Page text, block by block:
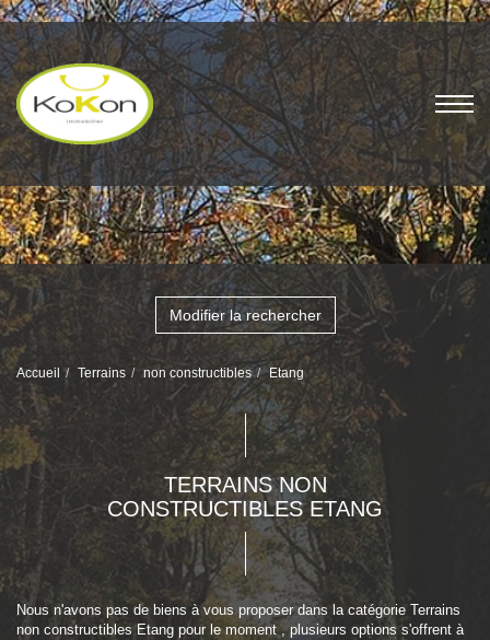
Modifier la rechercher
Accueil Terrains non constructibles Etang
TERRAINS NON
CONSTRUCTIBLES ETANG
Nous n'avons pas de biens à vous proposer dans la catégorie Terrains
non constructibles Etang pour le moment , plusieurs options s'offrent à